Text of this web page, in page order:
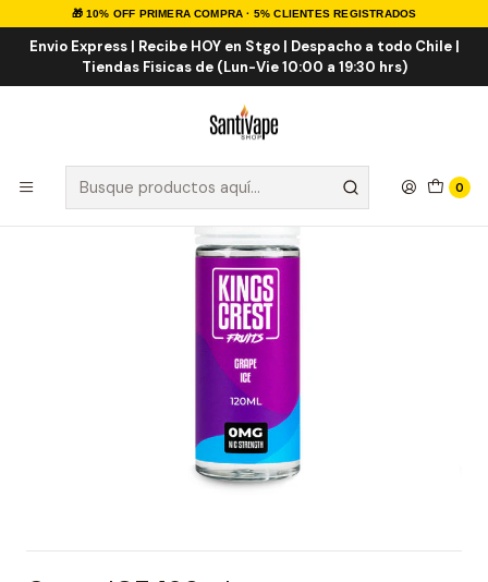
🎁 10% OFF PRIMERA COMPRA · 5% CLIENTES REGISTRADOS
Envio Express | Recibe HOY en Stgo | Despacho a todo Chile |
Tiendas Fisicas de (Lun-Vie 10:00 a 19:30 hrs)
0
Inicio E-LIQUID Frutal ICE Grape ICE 120ml